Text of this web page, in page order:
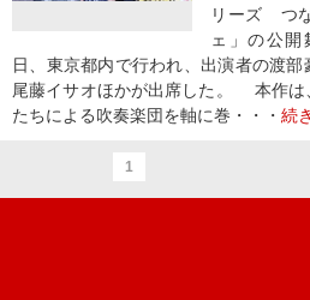
リーズ つ
ェ」の公開
日、東京都内で行われ、出演者の渡部
尾藤イサオほかが出席した。 本作は
たちによる吹奏楽団を軸に巻・・・ 続
1